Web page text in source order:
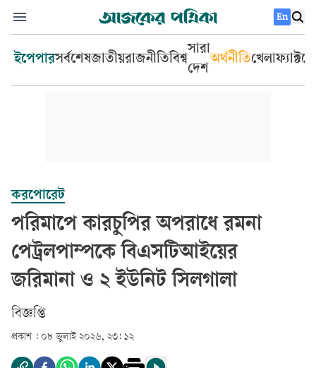
En
ইপেপারসর্বশেষজাতীয়রাজনীতিবিশ্ব
সারা
দেশ
অর্থনীতিখেলা
করপোরেট
পরিমাপে কারচুপির অপরাধে রমনা
পেট্রলপাম্পকে বিএসটিআইয়ের
জরিমানা ও ২ ইউনিট সিলগালা
বিজ্ঞপ্তি
প্রকাশ : ০৮ জুলাই ২০২৬, ২৩: ১২